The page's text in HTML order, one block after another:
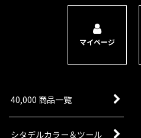
マイページ
40,000 商品一覧
シタデルカラー＆ツール